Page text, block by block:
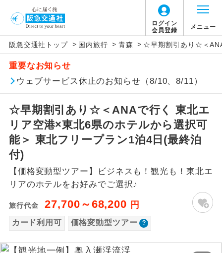
ログイン
会員登録
メニュー
阪急交通社トップ > 国内旅行 > 青森 > ☆早期割引あり☆＜
重要なお知らせ
ウェブサービス休止のお知らせ（8/10、8/11）
☆早期割引あり☆＜ANAで行く 東北エ
リア空港×東北6県のホテルから選択可
能＞ 東北フリープラン1泊4日(最終泊
付)
【価格変動型ツアー】ビジネスも！観光も！東北エ
リアのホテルをお好みでご選択♪
旅行代金 27,700～68,200 円
カード利用可 価格変動型ツアー
アイコン 説明
添乗員同行
往路出発空港（駅）から復路到着空港
（駅）まで同行します。
現地添乗員同
行
現地到着空港（駅）から最終日出発空港
（駅）まで添乗員が同行します。
バスガイド乗
務
バスガイドが乗務し、車内での観光案内
新コース 初登場のコースです。
世界遺産
ユネスコに登録されている文化遺産や自
然遺産を訪ねるコースです。
絶景スポットに立ち寄るコースです。
「価格変動型ツアー」に関するご案内
価格変動型ツアーとは
賃」を利用したツアーです。
お申し込み時期・ご利用便の空席状況に
よって料金が変動いたします。
以下の注意事項をあらかじめご了承いただき
ますようお願いいたします。
お支払いについて
お支払いは、クレジットカード決済のみとな
ります。